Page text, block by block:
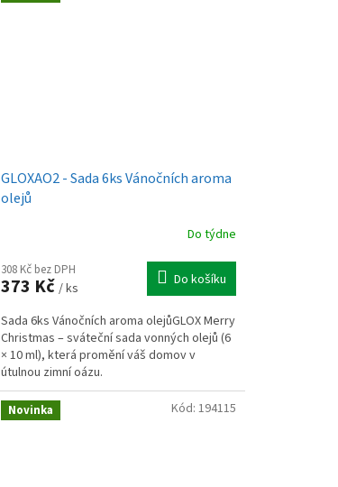
GLOXAO2 - Sada 6ks Vánočních aroma
olejů
Do týdne
308 Kč bez DPH
373 Kč / ks Do košíku
Sada 6ks Vánočních aroma olejůGLOX Merry
Christmas – sváteční sada vonných olejů (6
× 10 ml), která promění váš domov v
útulnou zimní oázu.
Novinka Kód: 194115